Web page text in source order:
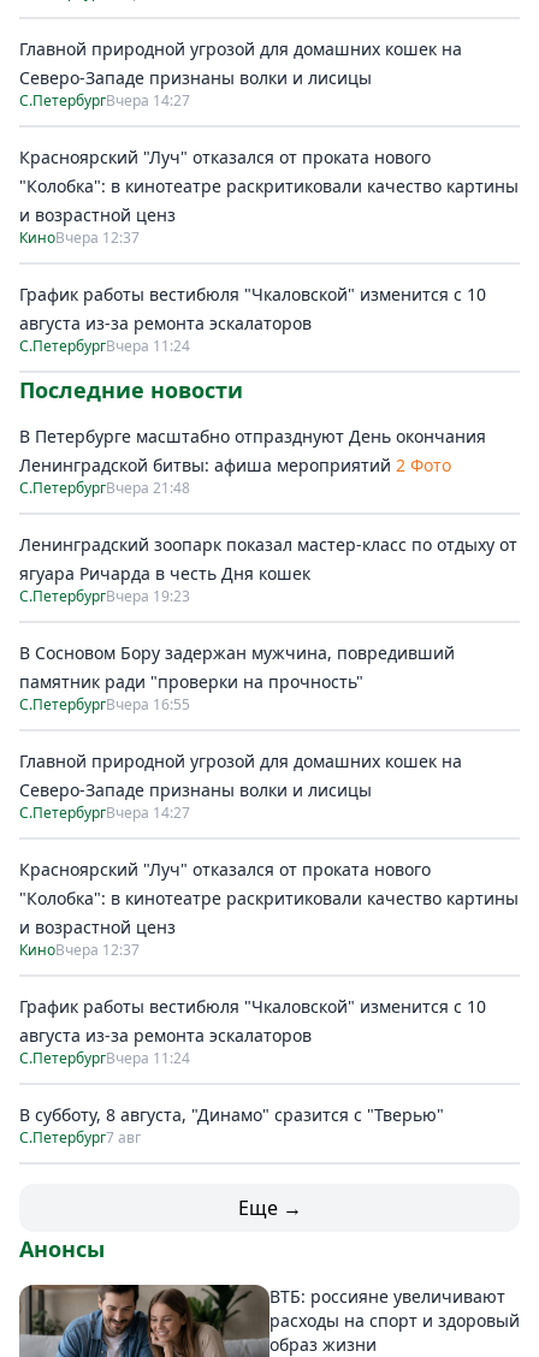
Главной природной угрозой для домашних кошек на
Северо-Западе признаны волки и лисицы
С.ПетербургВчера 14:27
Красноярский "Луч" отказался от проката нового
"Колобка": в кинотеатре раскритиковали качество картины
и возрастной ценз
КиноВчера 12:37
График работы вестибюля "Чкаловской" изменится с 10
августа из-за ремонта эскалаторов
С.ПетербургВчера 11:24
Последние новости
В Петербурге масштабно отпразднуют День окончания
Ленинградской битвы: афиша мероприятий 2 Фото
С.ПетербургВчера 21:48
Ленинградский зоопарк показал мастер-класс по отдыху от
ягуара Ричарда в честь Дня кошек
С.ПетербургВчера 19:23
В Сосновом Бору задержан мужчина, повредивший
памятник ради "проверки на прочность"
С.ПетербургВчера 16:55
Главной природной угрозой для домашних кошек на
Северо-Западе признаны волки и лисицы
С.ПетербургВчера 14:27
Красноярский "Луч" отказался от проката нового
"Колобка": в кинотеатре раскритиковали качество картины
и возрастной ценз
КиноВчера 12:37
График работы вестибюля "Чкаловской" изменится с 10
августа из-за ремонта эскалаторов
С.ПетербургВчера 11:24
В субботу, 8 августа, "Динамо" сразится с "Тверью"
С.Петербург7 авг
Еще →
Анонсы
ВТБ: россияне увеличивают
расходы на спорт и здоровый
образ жизни